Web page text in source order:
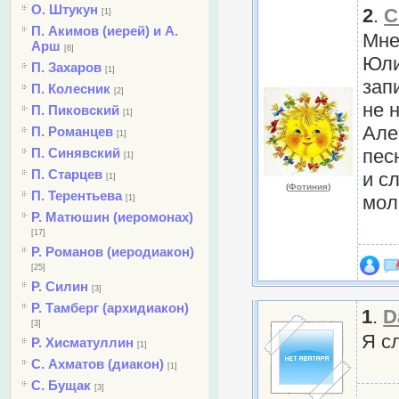
О. Штукун [1]
П. Акимов (иерей) и А.
Арш [6]
П. Захаров [1]
П. Колесник [2]
П. Пиковский [1]
П. Романцев [1]
П. Синявский [1]
П. Старцев [1]
П. Терентьева [1]
Р. Матюшин (иеромонах)
[17]
Р. Романов (иеродиакон)
[25]
Р. Силин [3]
Р. Тамберг (архидиакон)
[3]
Р. Хисматуллин [1]
С. Ахматов (диакон) [1]
С. Бущак [3]
(Фотиния)
2.
не
и
1.
Я